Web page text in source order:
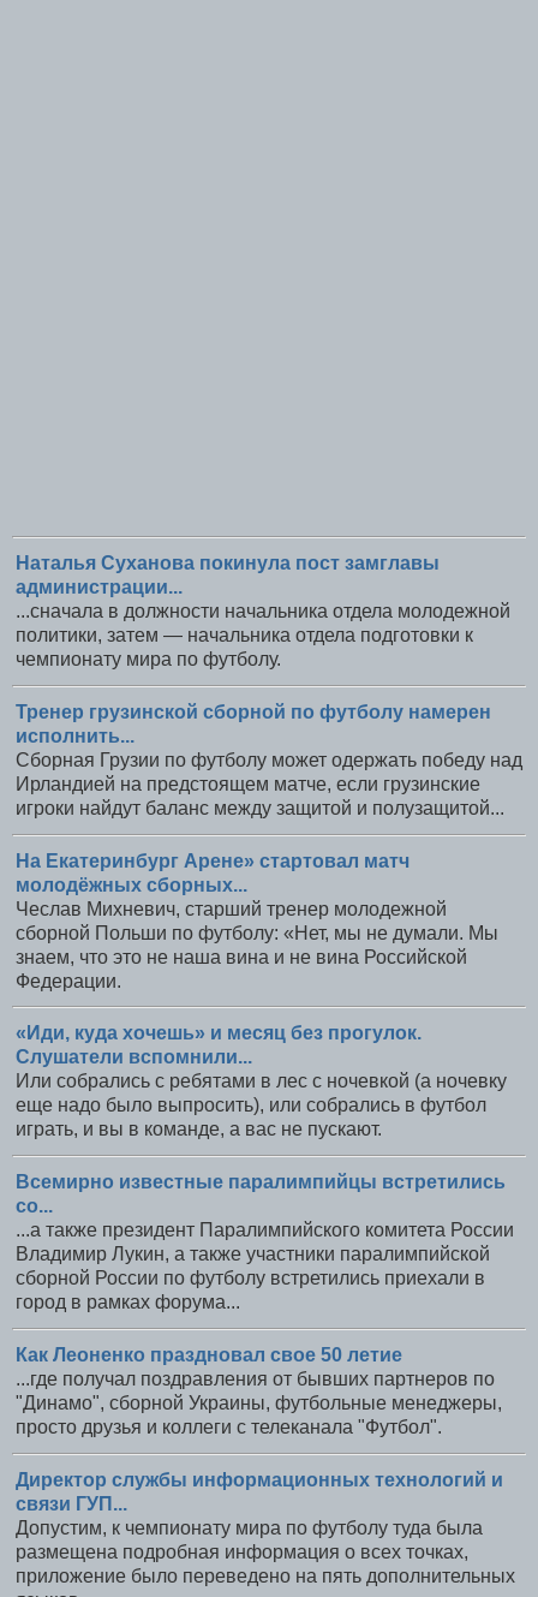
Наталья Суханова покинула пост замглавы
администрации...
...сначала в должности начальника отдела молодежной
политики, затем — начальника отдела подготовки к
чемпионату мира по футболу.
Тренер грузинской сборной по футболу намерен
исполнить...
Сборная Грузии по футболу может одержать победу над
Ирландией на предстоящем матче, если грузинские
игроки найдут баланс между защитой и полузащитой...
На Екатеринбург Арене» стартовал матч
молодёжных сборных...
Чеслав Михневич, старший тренер молодежной
сборной Польши по футболу: «Нет, мы не думали. Мы
знаем, что это не наша вина и не вина Российской
Федерации.
«Иди, куда хочешь» и месяц без прогулок.
Слушатели вспомнили...
Или собрались с ребятами в лес с ночевкой (а ночевку
еще надо было выпросить), или собрались в футбол
играть, и вы в команде, а вас не пускают.
Всемирно известные паралимпийцы встретились
со...
...а также президент Паралимпийского комитета России
Владимир Лукин, а также участники паралимпийской
сборной России по футболу встретились приехали в
город в рамках форума...
Как Леоненко праздновал свое 50 летие
...где получал поздравления от бывших партнеров по
"Динамо", сборной Украины, футбольные менеджеры,
просто друзья и коллеги с телеканала "Футбол".
Директор службы информационных технологий и
связи ГУП...
Допустим, к чемпионату мира по футболу туда была
размещена подробная информация о всех точках,
приложение было переведено на пять дополнительных